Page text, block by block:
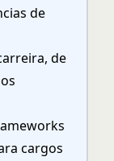
de
de
cargos